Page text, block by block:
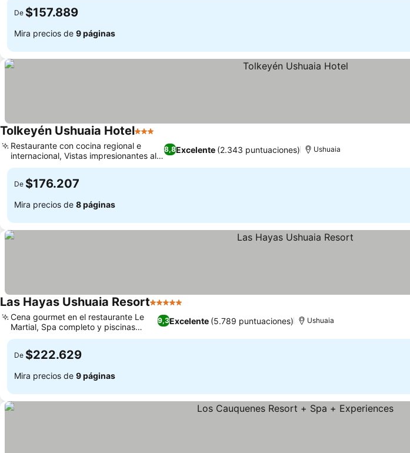
De $157.889
Mira precios de 9 páginas
Tolkeyén Ushuaia Hotel3 Estrellas
8,8Excelente (2.343 puntuaciones)
Restaurante con cocina regional e
internacional, Vistas impresionantes al
Canal Beagle
Ushuaia
De $176.207
Mira precios de 8 páginas
Las Hayas Ushuaia Resort5 Estrellas
9,3Excelente (5.789 puntuaciones)
Cena gourmet en el restaurante Le
Martial, Spa completo y piscinas
climatizadas
Ushuaia
De $222.629
Mira precios de 9 páginas